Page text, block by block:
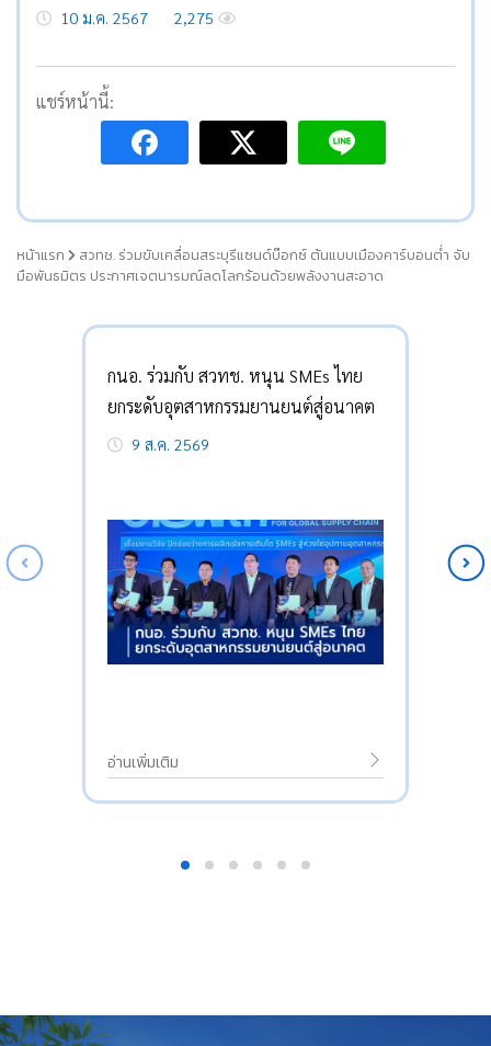
10 ม.ค. 2567 2,275
แชร์หน้านี้:
หน้าแรก
สวทช. ร่วมขับเคลื่อนสระบุรีแซนด์บ๊อกซ์ ต้นแบบเมืองคาร์บอนต่ำ จับ
มือพันธมิตร ประกาศเจตนารมณ์ลดโลกร้อนด้วยพลังงานสะอาด
กนอ. ร่วมกับ สวทช. หนุน SMEs ไทย
ยกระดับอุตสาหกรรมยานยนต์สู่อนาคต
9 ส.ค. 2569
อ่านเพิ่มเติม